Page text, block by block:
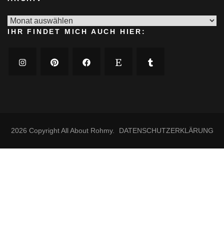
Archiv
IHR FINDET MICH AUCH HIER:
2026 CopyrightAll About Rohmy. DATENSCHUTZERKLÄRUNG